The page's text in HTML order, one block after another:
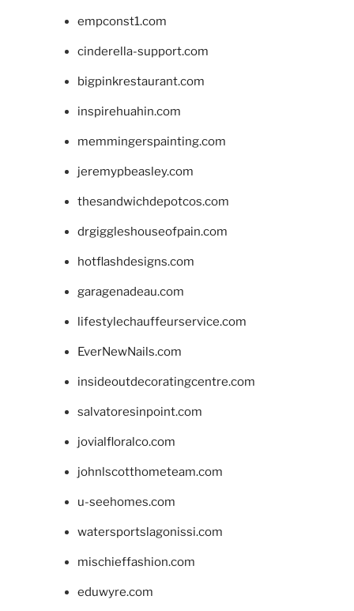
empconst1.com
cinderella-support.com
bigpinkrestaurant.com
inspirehuahin.com
memmingerspainting.com
jeremypbeasley.com
thesandwichdepotcos.com
drgiggleshouseofpain.com
hotflashdesigns.com
garagenadeau.com
lifestylechauffeurservice.com
EverNewNails.com
insideoutdecoratingcentre.com
salvatoresinpoint.com
jovialfloralco.com
johnlscotthometeam.com
u-seehomes.com
watersportslagonissi.com
mischieffashion.com
eduwyre.com